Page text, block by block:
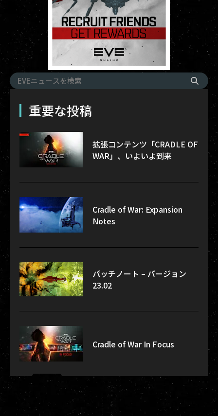
重要な投稿
拡張コンテンツ「CRADLE OF
WAR」、いよいよ到来
Cradle of War: Expansion
Notes
パッチノート – バージョン
23.02
Cradle of War In Focus